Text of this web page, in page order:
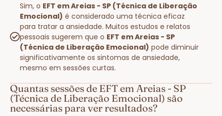
Sim, o EFT em Areias - SP (Técnica de Liberação
Emocional) é considerado uma técnica eficaz
para tratar a ansiedade. Muitos estudos e relatos
pessoais sugerem que o EFT em Areias - SP
(Técnica de Liberação Emocional) pode diminuir
significativamente os sintomas de ansiedade,
mesmo em sessões curtas.
Quantas sessões de EFT em Areias - SP
(Técnica de Liberação Emocional) são
necessárias para ver resultados?